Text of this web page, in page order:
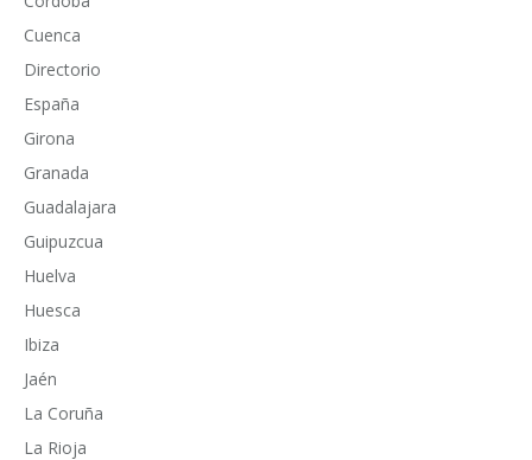
Cuenca
Directorio
España
Girona
Granada
Guadalajara
Guipuzcua
Huelva
Huesca
Ibiza
Jaén
La Coruña
La Rioja